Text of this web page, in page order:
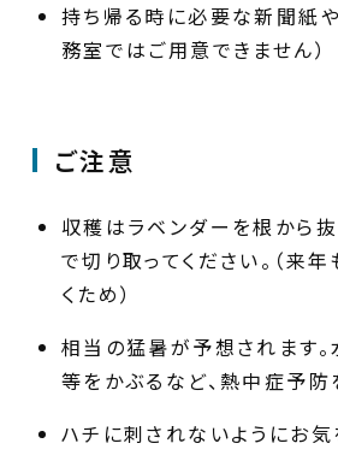
持ち帰る時に必要な新聞紙
務室ではご用意できません）
ご注意
収穫はラベンダーを根から抜
で切り取ってください。（来
くため）
相当の猛暑が予想されます
等をかぶるなど、熱中症予防
ハチに刺されないようにお気